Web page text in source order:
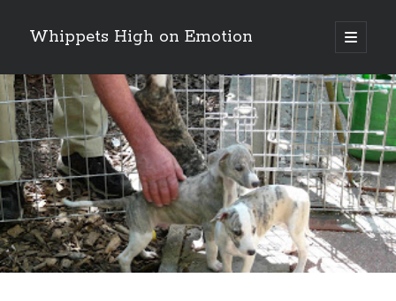
Whippets High on Emotion
öffnen
Sidebar
Neueste Kommentare
Profil
von
ingrid.krahheiermann
auf
Facebook
anzeigen
Archiv
Archiv